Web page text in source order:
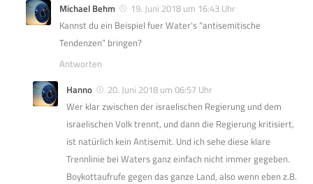
Michael Behm
19. Juni 2018 um 16:43 Uhr
Kannst du ein Beispiel fuer Water’s “antisemitische
Tendenzen” bringen?
Antworten
Hanno
20. Juni 2018 um 06:57 Uhr
Wer klar zwischen der israelischen Regierung und dem
israelischen Volk trennt, und dann die Regierung kritisiert,
ist natürlich kein Antisemit. Und ich sehe diese klare
Trennlinie bei Waters ganz einfach nicht immer gegeben.
Boykottaufrufe gegen das ganze Land, also wenn eben z.B.